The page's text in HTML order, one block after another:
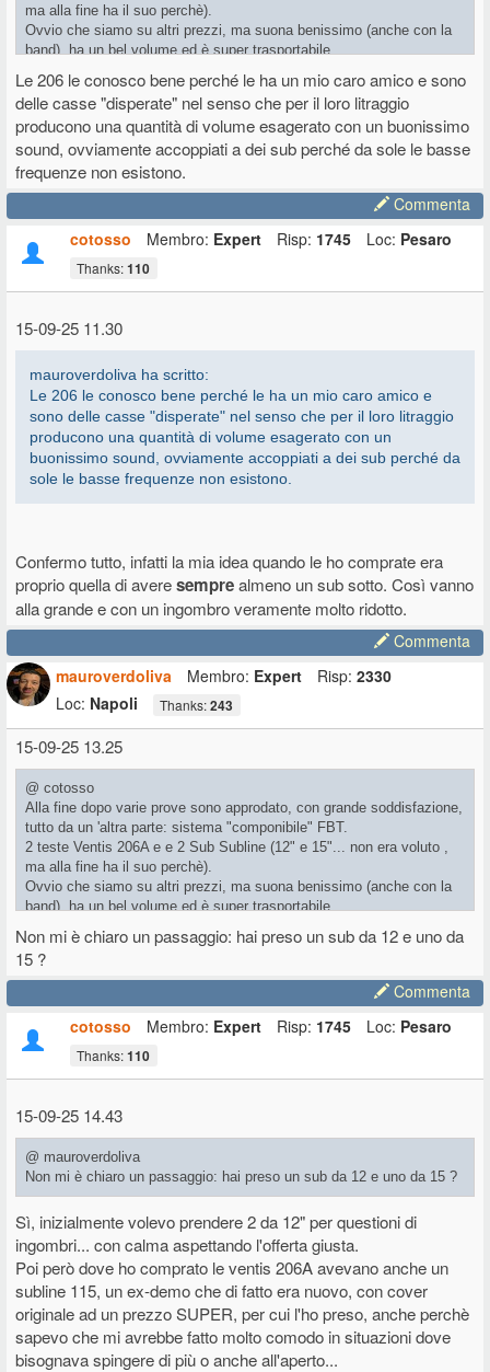
ma alla fine ha il suo perchè).
Ovvio che siamo su altri prezzi, ma suona benissimo (anche con la
band), ha un bel volume ed è super trasportabile.
di HK audio, Yamaha DSR..) FBT è stata una bella riscoperta.
Le 206 le conosco bene perché le ha un mio caro amico e sono
delle casse "disperate" nel senso che per il loro litraggio
producono una quantità di volume esagerato con un buonissimo
sound, ovviamente accoppiati a dei sub perché da sole le basse
frequenze non esistono.
Commenta
cotosso
Membro: Expert Risp: 1745 Loc: Pesaro
Thanks:110
15-09-25 11.30
mauroverdoliva ha scritto:
Le 206 le conosco bene perché le ha un mio caro amico e
sono delle casse "disperate" nel senso che per il loro litraggio
producono una quantità di volume esagerato con un
buonissimo sound, ovviamente accoppiati a dei sub perché da
sole le basse frequenze non esistono.
Confermo tutto, infatti la mia idea quando le ho comprate era
proprio quella di averesemprealmeno un sub sotto. Così vanno
alla grande e con un ingombro veramente molto ridotto.
Commenta
mauroverdoliva
Membro: Expert Risp: 2330
Loc: Napoli Thanks:243
15-09-25 13.25
@ cotosso
Alla fine dopo varie prove sono approdato, con grande soddisfazione,
tutto da un 'altra parte: sistema "componibile" FBT.
2 teste Ventis 206A e e 2 Sub Subline (12" e 15"... non era voluto ,
ma alla fine ha il suo perchè).
Ovvio che siamo su altri prezzi, ma suona benissimo (anche con la
band), ha un bel volume ed è super trasportabile.
di HK audio, Yamaha DSR..) FBT è stata una bella riscoperta.
Non mi è chiaro un passaggio: hai preso un sub da 12 e uno da
15 ?
Commenta
cotosso
Membro: Expert Risp: 1745 Loc: Pesaro
Thanks:110
15-09-25 14.43
@ mauroverdoliva
Non mi è chiaro un passaggio: hai preso un sub da 12 e uno da 15 ?
Sì, inizialmente volevo prendere 2 da 12" per questioni di
ingombri... con calma aspettando l'offerta giusta.
Poi però dove ho comprato le ventis 206A avevano anche un
subline 115, un ex-demo che di fatto era nuovo, con cover
originale ad un prezzo SUPER, per cui l'ho preso, anche perchè
sapevo che mi avrebbe fatto molto comodo in situazioni dove
bisognava spingere di più o anche all'aperto...